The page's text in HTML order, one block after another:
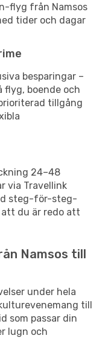
flyg från Namsos
tider och dagar
besparingar –
flyg, boende och
tillgång
24–48
via Travellink
steg-för-steg-
du är redo att
Namsos till
under hela
till
som passar din
lugn och